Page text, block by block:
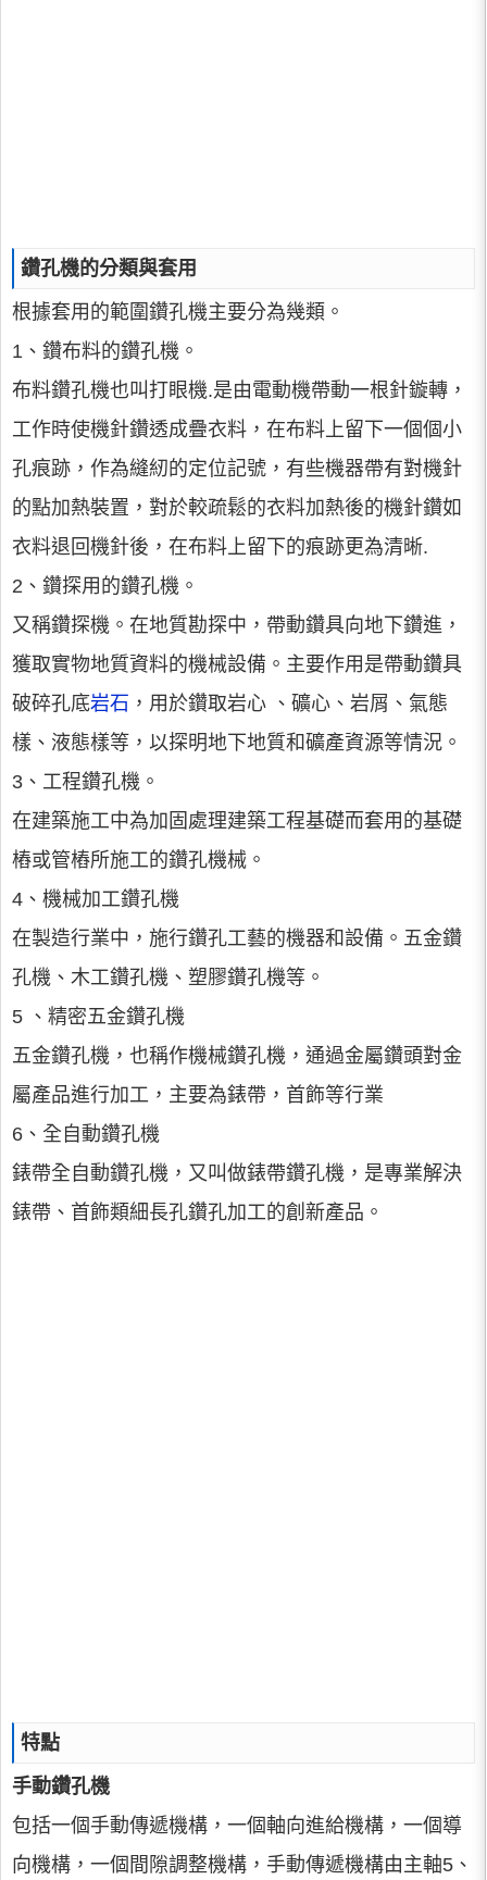
鑽孔機的分類與套用
根據套用的範圍鑽孔機主要分為幾類。
1、鑽布料的鑽孔機。
布料鑽孔機也叫打眼機.是由電動機帶動一根針鏇轉，
工作時使機針鑽透成疊衣料，在布料上留下一個個小
孔痕跡，作為縫紉的定位記號，有些機器帶有對機針
的點加熱裝置，對於較疏鬆的衣料加熱後的機針鑽如
衣料退回機針後，在布料上留下的痕跡更為清晰.
2、鑽探用的鑽孔機。
又稱鑽探機。在地質勘探中，帶動鑽具向地下鑽進，
獲取實物地質資料的機械設備。主要作用是帶動鑽具
破碎孔底岩石 ，用於鑽取岩心 、礦心、岩屑、氣態
樣、液態樣等，以探明地下地質和礦產資源等情況。
3、工程鑽孔機。
在建築施工中為加固處理建築工程基礎而套用的基礎
樁或管樁所施工的鑽孔機械。
4、機械加工鑽孔機
在製造行業中，施行鑽孔工藝的機器和設備。五金鑽
孔機、木工鑽孔機、塑膠鑽孔機等。
5 、精密五金鑽孔機
五金鑽孔機，也稱作機械鑽孔機，通過金屬鑽頭對金
屬產品進行加工，主要為錶帶，首飾等行業
6、全自動鑽孔機
錶帶全自動鑽孔機，又叫做錶帶鑽孔機，是專業解決
錶帶、首飾類細長孔鑽孔加工的創新產品。
特點
手動鑽孔機
包括一個手動傳遞機構，一個軸向進給機構，一個導
向機構，一個間隙調整機構，手動傳遞機構由主軸5、